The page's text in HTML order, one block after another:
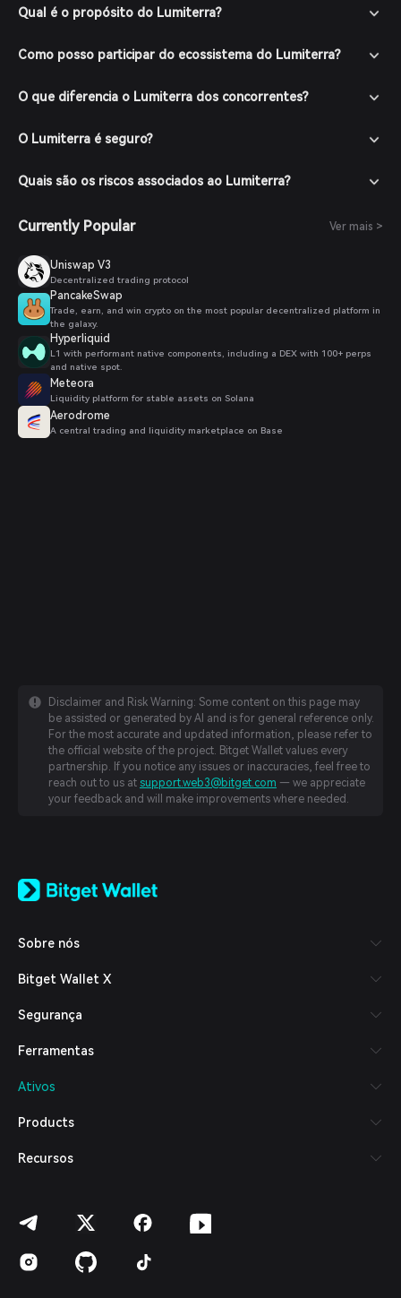
Qual é o propósito do Lumiterra?
Como posso participar do ecossistema do Lumiterra?
O que diferencia o Lumiterra dos concorrentes?
O Lumiterra é seguro?
Quais são os riscos associados ao Lumiterra?
Currently Popular Ver mais >
Uniswap V3
Decentralized trading protocol
PancakeSwap
Trade, earn, and win crypto on the most popular decentralized platform in
the galaxy.
Hyperliquid
L1 with performant native components, including a DEX with 100+ perps
and native spot.
Meteora
Liquidity platform for stable assets on Solana
Aerodrome
A central trading and liquidity marketplace on Base
Disclaimer and Risk Warning: Some content on this page may
be assisted or generated by AI and is for general reference only.
For the most accurate and updated information, please refer to
the official website of the project. Bitget Wallet values every
partnership. If you notice any issues or inaccuracies, feel free to
reach out to us at support.web3@bitget.com — we appreciate
your feedback and will make improvements where needed.
日本語
Español (Latinoamérica)
Italiano
Deutsch
繁體中文
Bahasa Indonesia
हिन्दी
Español (Argentina)
Sobre nós
Bitget Wallet X
Segurança
Ferramentas
Ativos
Products
Recursos